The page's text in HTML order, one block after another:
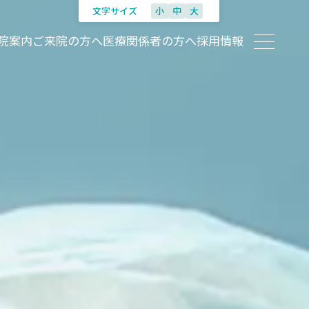
文字サイズ 小 中 大
案内ご来院の方へ医療関係者の方へ採用情報